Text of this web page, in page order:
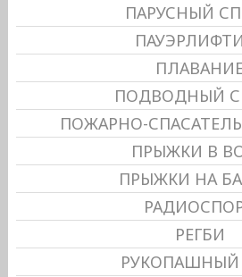
ПАРУСНЫЙ
ПОДВОДНЫЙ
ПОЖАРНО-
ПРЫЖКИ В
ПРЫЖКИ НА
РЕГБИ
РУКОПАШНЫЙ